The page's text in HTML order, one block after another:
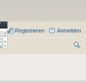
Anmelden
Registrieren